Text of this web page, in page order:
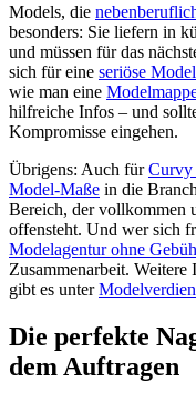
Models, die
besonders: Sie liefern in
und müssen für das
sich für eine seriöse
wie man eine
hilfreiche Infos – und
Kompromisse eingehen.
Übrigens: Auch fürCurvy
Model-Maße in die
Bereich, der vollkommen
offensteht. Und wer sich
Modelagentur ohne
Zusammenarbeit.
gibt es unter
Die perfekte
dem Auftragen